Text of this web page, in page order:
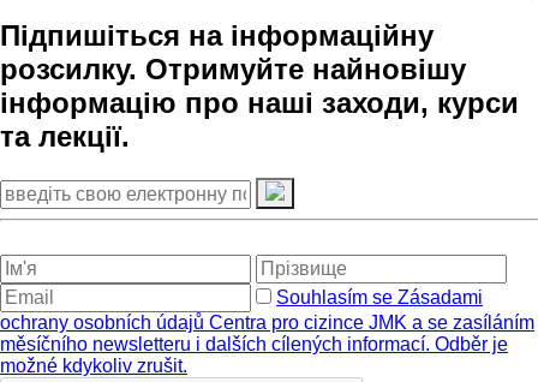
Підпишіться на інформаційну
розсилку. Отримуйте найновішу
інформацію про наші заходи, курси
та лекції.
Souhlasím se Zásadami
ochrany osobních údajů Centra pro cizince JMK a se zasíláním
měsíčního newsletteru i dalších cílených informací. Odběr je
možné kdykoliv zrušit.